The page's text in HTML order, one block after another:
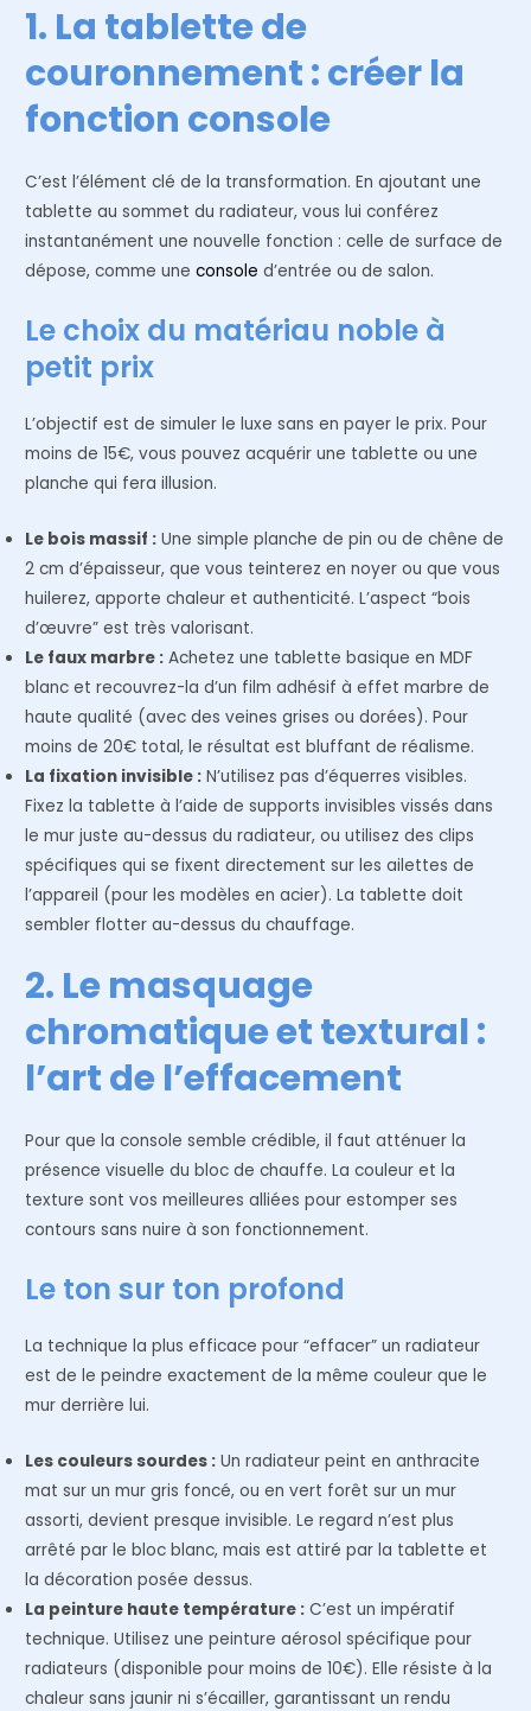
1. La tablette de
couronnement : créer la
fonction console
C’est l’élément clé de la transformation. En ajoutant une
tablette au sommet du radiateur, vous lui conférez
instantanément une nouvelle fonction : celle de surface de
dépose, comme uneconsole d’entrée ou de salon.
Le choix du matériau noble à
petit prix
L’objectif est de simuler le luxe sans en payer le prix. Pour
moins de 15€, vous pouvez acquérir une tablette ou une
planche qui fera illusion.
Le bois massif : Une simple planche de pin ou de chêne de
2 cm d’épaisseur, que vous teinterez en noyer ou que vous
huilerez, apporte chaleur et authenticité. L’aspect “bois
d’œuvre” est très valorisant.
Le faux marbre : Achetez une tablette basique en MDF
blanc et recouvrez-la d’un film adhésif à effet marbre de
haute qualité (avec des veines grises ou dorées). Pour
moins de 20€ total, le résultat est bluffant de réalisme.
La fixation invisible : N’utilisez pas d’équerres visibles.
Fixez la tablette à l’aide de supports invisibles vissés dans
le mur juste au-dessus du radiateur, ou utilisez des clips
spécifiques qui se fixent directement sur les ailettes de
l’appareil (pour les modèles en acier). La tablette doit
sembler flotter au-dessus du chauffage.
2. Le masquage
chromatique et textural :
l’art de l’effacement
Pour que la console semble crédible, il faut atténuer la
présence visuelle du bloc de chauffe. La couleur et la
texture sont vos meilleures alliées pour estomper ses
contours sans nuire à son fonctionnement.
Le ton sur ton profond
La technique la plus efficace pour “effacer” un radiateur
est de le peindre exactement de la même couleur que le
mur derrière lui.
Les couleurs sourdes : Un radiateur peint en anthracite
mat sur un mur gris foncé, ou en vert forêt sur un mur
assorti, devient presque invisible. Le regard n’est plus
arrêté par le bloc blanc, mais est attiré par la tablette et
la décoration posée dessus.
La peinture haute température : C’est un impératif
technique. Utilisez une peinture aérosol spécifique pour
radiateurs (disponible pour moins de 10€). Elle résiste à la
chaleur sans jaunir ni s’écailler, garantissant un rendu